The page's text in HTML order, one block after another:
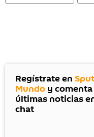
Regístrate en
Mundo y
últimas noticias
chat